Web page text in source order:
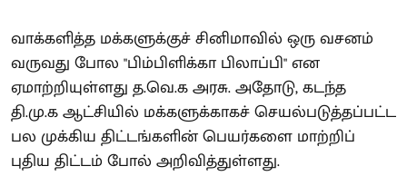
வாக்களித்த மக்களுக்குச் சினிமாவில் ஒரு வசனம்
வருவது போல "பிம்பிளிக்கா பிலாப்பி" என
ஏமாற்றியுள்ளது த.வெ.க அரசு. அதோடு, கடந்த
தி.மு.க ஆட்சியில் மக்களுக்காகச் செயல்படுத்தப்பட்ட
பல முக்கிய திட்டங்களின் பெயர்களை மாற்றிப்
புதிய திட்டம் போல் அறிவித்துள்ளது.